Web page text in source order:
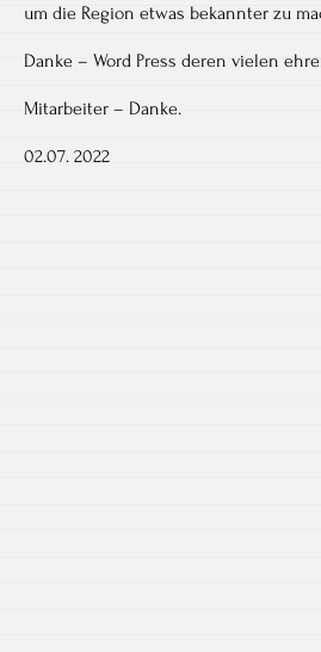
um die Region etwas bekannter zu
Danke – Word Press deren vielen
Mitarbeiter – Danke.
02.07. 2022